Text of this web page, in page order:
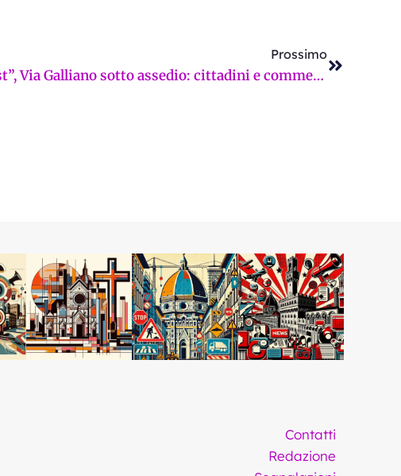
Prossimo
“Scene da Far West”, Via Galliano sotto assedio: cittadini e commercianti esasperati
Contatti
Redazione